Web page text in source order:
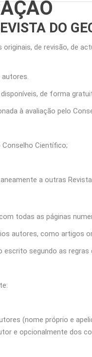
DO
de revisão, de
autores.
de forma
à avaliação pelo
Científico;
a outras
todas as páginas
autores, como artigos
segundo as
(nome próprio e
e opcionalmente dos